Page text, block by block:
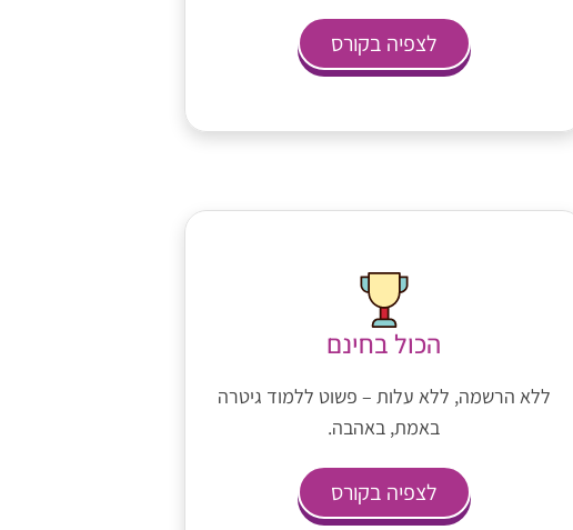
לצפיה בקורס
הכול בחינם
ללא הרשמה, ללא עלות – פשוט ללמוד גיטרה
באמת, באהבה.
לצפיה בקורס